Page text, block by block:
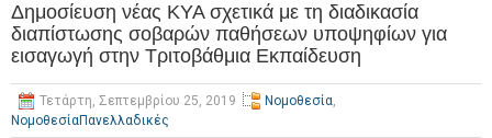
Δημοσίευση νέας ΚΥΑ σχετικά με τη διαδικασία
διαπίστωσης σοβαρών παθήσεων υποψηφίων για
εισαγωγή στην Τριτοβάθμια Εκπαίδευση
Τετάρτη, Σεπτεμβρίου 25, 2019 Νομοθεσία,
ΝομοθεσίαΠανελλαδικές